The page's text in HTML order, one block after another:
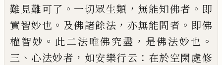
難見難可了 。 一切眾生類 ， 無能知佛者 。 即
實智妙也 。 及佛諸餘法 ， 亦無能問者 。 即佛
權智妙 。 此二法唯佛究盡 ， 是佛法妙也 。
三 、 心法妙者 ， 如安樂行云 ： 在於空閑處修